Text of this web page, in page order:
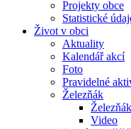
Projekty obce
Statistické
Život v obci
Aktuality
Kalendář akcí
Foto
Pravidelné
Železňák
Železňák
Video